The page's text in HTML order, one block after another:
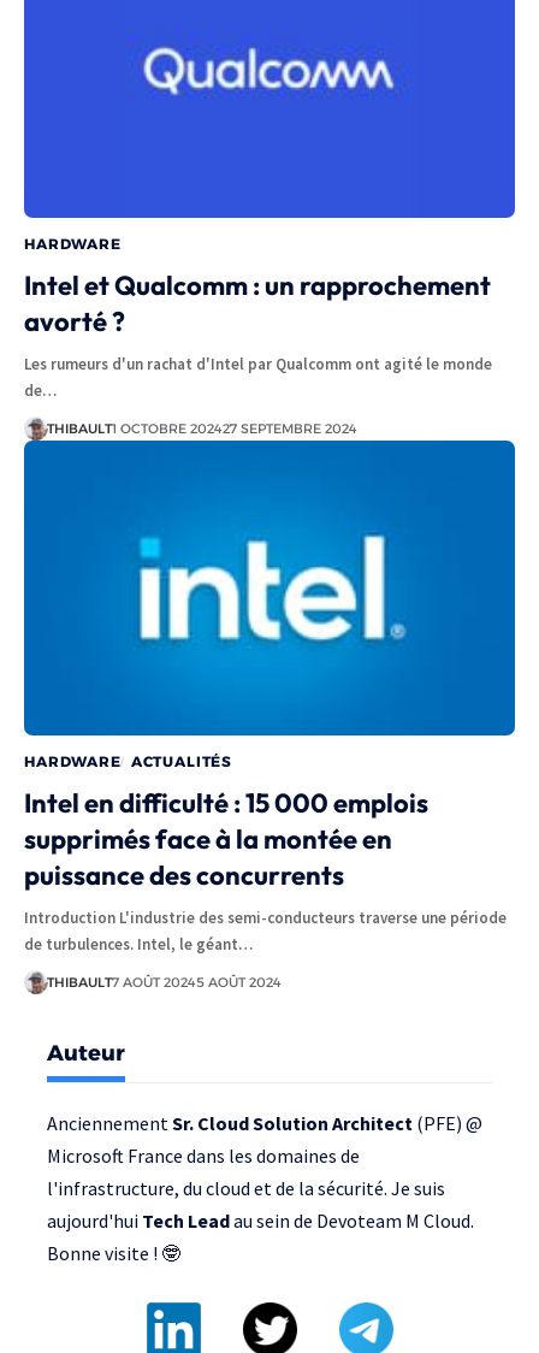
HARDWARE
Intel et Qualcomm : un rapprochement
avorté ?
Les rumeurs d'un rachat d'Intel par Qualcomm ont agité le monde
de…
THIBAULT1 OCTOBRE 202427 SEPTEMBRE 2024
HARDWARE ACTUALITÉS
Intel en difficulté : 15 000 emplois
supprimés face à la montée en
puissance des concurrents
Introduction L'industrie des semi-conducteurs traverse une période
de turbulences. Intel, le géant…
THIBAULT7 AOÛT 20245 AOÛT 2024
Auteur
AnciennementSr. Cloud Solution Architect (PFE) @
Microsoft France dans les domaines de
l'infrastructure, du cloud et de la sécurité. Je suis
aujourd'hui Tech Leadau sein de Devoteam M Cloud.
Bonne visite ! 🤓